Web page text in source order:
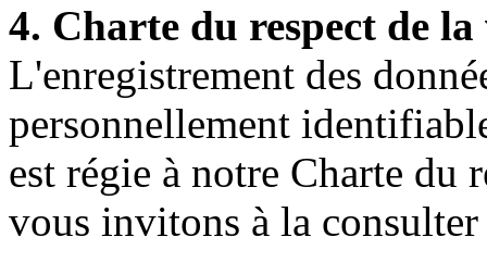
4. Charte du respect de
L'enregistrement des
personnellement
est régie à notre Charte du
vous invitons à la